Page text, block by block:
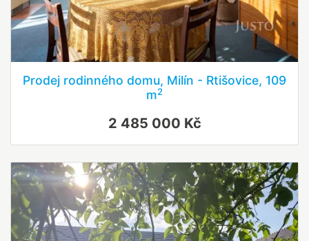
Prodej rodinného domu, Milín - Rtišovice, 109
m2
2 485 000 Kč